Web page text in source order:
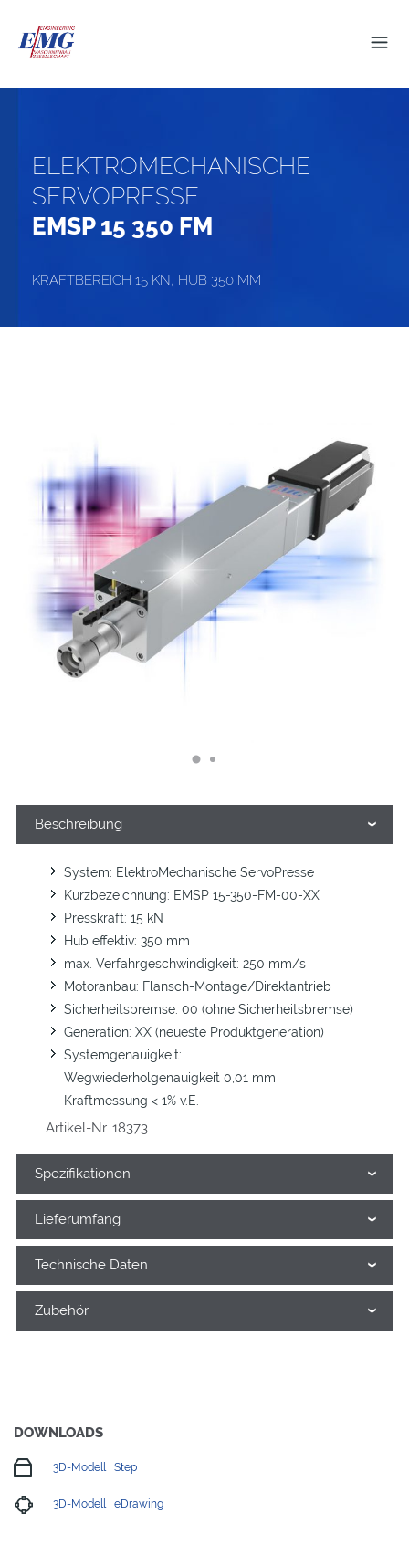
ELEKTROMECHANISCHE
SERVOPRESSE
EMSP 15 350 FM
KRAFTBEREICH 15 KN, HUB 350 MM
Beschreibung
System: ElektroMechanische ServoPresse
Kurzbezeichnung: EMSP 15-350-FM-00-XX
Presskraft: 15 kN
Hub effektiv: 350 mm
max. Verfahrgeschwindigkeit: 250 mm/s
Motoranbau: Flansch-Montage/Direktantrieb
Sicherheitsbremse: 00 (ohne Sicherheitsbremse)
Generation: XX (neueste Produktgeneration)
Systemgenauigkeit:
Wegwiederholgenauigkeit 0,01 mm
Kraftmessung < 1% v.E.
Artikel-Nr. 18373
Spezifikationen
Lieferumfang
Technische Daten
Zubehör
DOWNLOADS
3D-Modell | Step
3D-Modell | eDrawing